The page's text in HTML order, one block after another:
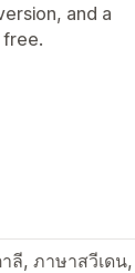
and a
free.
ลี, ภาษาสวีเดน,